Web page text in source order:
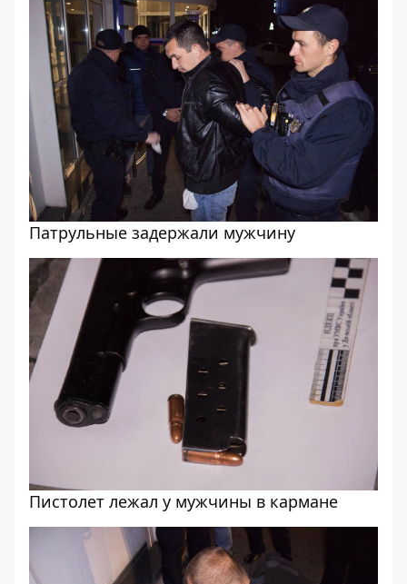
Патрульные задержали мужчину
Пистолет лежал у мужчины в кармане